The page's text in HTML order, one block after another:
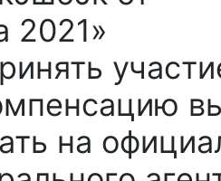
2021»
на